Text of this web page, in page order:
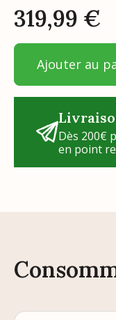
Dès 200€
en point
319,99 €
Ajouter au